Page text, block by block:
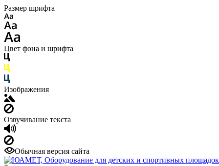
Размер шрифта
Цвет фона и шрифта
Изображения
Озвучивание текста
Обычная версия сайта